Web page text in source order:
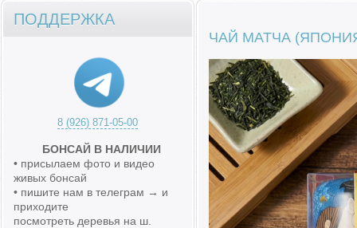
ЧАЙ МАТЧА
ПОДДЕРЖКА
8 (926) 871-05-00
БОНСАЙ В НАЛИЧИИ
• присылаем фото и видео
живых бонсай
• пишите нам в телеграм → и
приходите
посмотреть деревья на ш.